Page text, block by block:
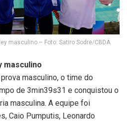
masculino – Foto: Satiro Sodre/CBDA
masculino
masculino, o time do
de 3min39s31 e conquistou o
masculina. A equipe foi
Caio Pumputis, Leonardo